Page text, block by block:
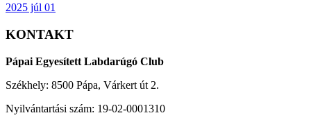
2025 júl 01
KONTAKT
Pápai Egyesített Labdarúgó Club
Székhely: 8500 Pápa, Várkert út 2.
Nyilvántartási szám: 19-02-0001310